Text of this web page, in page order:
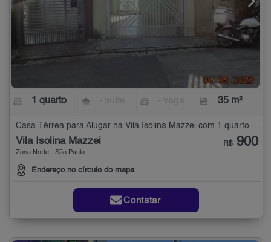
1 quarto 35 m²
Casa Térrea para Alugar na Vila Isolina Mazzei com 1 quarto - 35 m²
Vila Isolina Mazzei
Zona Norte - São Paulo
Endereço no círculo do mapa
R$ 900
Contatar